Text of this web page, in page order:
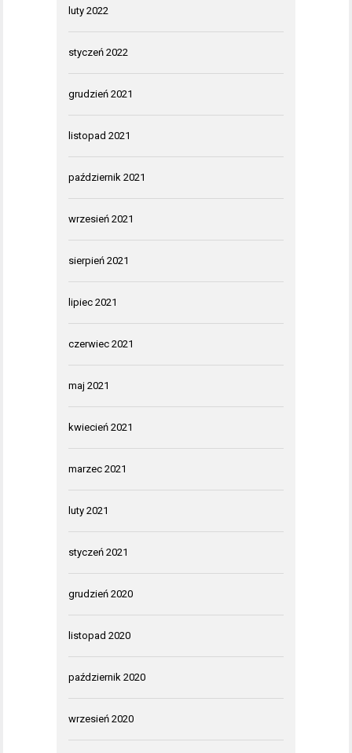
luty 2022
styczeń 2022
grudzień 2021
listopad 2021
październik 2021
wrzesień 2021
sierpień 2021
lipiec 2021
czerwiec 2021
maj 2021
kwiecień 2021
marzec 2021
luty 2021
styczeń 2021
grudzień 2020
listopad 2020
październik 2020
wrzesień 2020